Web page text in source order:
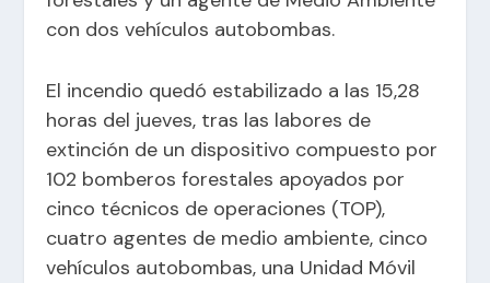
con dos vehículos autobombas.
El incendio quedó estabilizado a las 15,28
horas del jueves, tras las labores de
extinción de un dispositivo compuesto por
102 bomberos forestales apoyados por
cinco técnicos de operaciones (TOP),
cuatro agentes de medio ambiente, cinco
vehículos autobombas, una Unidad Móvil